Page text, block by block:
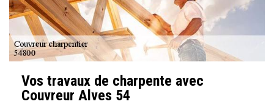
Vos travaux de charpente avec
Couvreur Alves 54